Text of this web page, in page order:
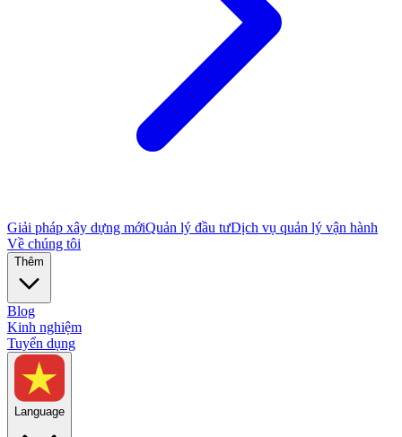
Giải pháp xây dựng mớiQuản lý đầu tưDịch vụ quản lý vận hành
Về chúng tôi
Thêm
Blog
Kinh nghiệm
Tuyển dụng
Language